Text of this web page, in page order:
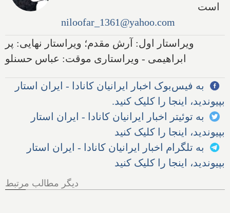
است
niloofar_1361@yahoo.com
ویراستار اول: آرش مقدم؛ ویراستار نهایی: پر
ابراهیمی - ویراستاری موقت: عباس حسنلو
به فیس‌بوک اخبار ایرانیان کانادا - ایران استار
بپیوندید، اینجا را کلیک کنید.
به توئیتر اخبار ایرانیان کانادا - ایران استار
بپیوندید، اینجا را کلیک کنید
به تلگرام اخبار ایرانیان کانادا - ایران استار
بپیوندید، اینجا را کلیک کنید
دیگر مطالب مرتبط